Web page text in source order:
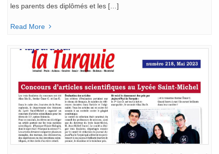
les parents des diplômés et les […]
Read More